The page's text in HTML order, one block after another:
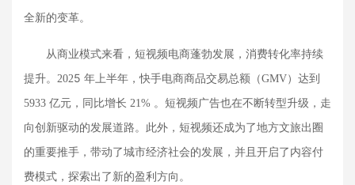
全新的变革。
从商业模式来看，短视频电商蓬勃发展，消费转化率持续
提升。 2025 年上半年，快手电商商品交易总额（GMV）达到
5933 亿元，同比增长 21% 。短视频广告也在不断转型升级，走
向创新驱动的发展道路。此外，短视频还成为了地方文旅出圈
的重要推手，带动了城市经济社会的发展，并且开启了内容付
费模式，探索出了新的盈利方向。